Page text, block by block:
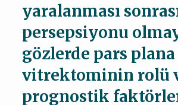
yaralanması
persepsiyonu
gözlerde pars plana
vitrektominin rolü
prognostik